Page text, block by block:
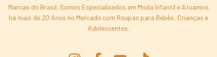
Marcas do Brasil. Somos Especializados em Moda Infantil e Atuamos
há mais de 20 Anos no Mercado com Roupas para Bebês, Crianças e
Adolescentes.